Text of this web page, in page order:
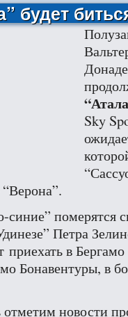
будет
Sky
померятся
Петра
в Бергамо
Бонавентуры, в
новости